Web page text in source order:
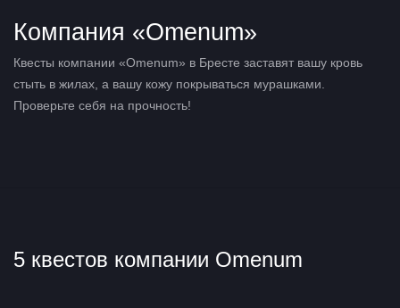
Компания «Omenum»
Квесты компании «Omenum» в Бресте заставят вашу кровь
стыть в жилах, а вашу кожу покрываться мурашками.
Проверьте себя на прочность!
5 квестов компании Omenum